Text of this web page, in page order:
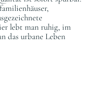
lebt man ruhig, im
das urbane Leben